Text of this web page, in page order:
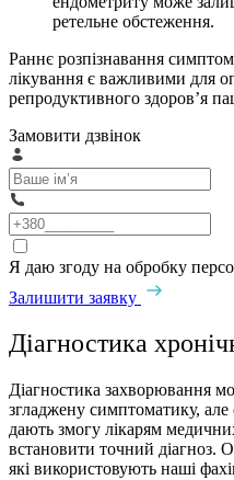
ретельне обстеження.
Раннє розпізнавання
лікування є важливими для
репродуктивного здоров’я
Замовити дзвінок
Я даю згоду на обробку
Залишити заявку
Діагностика
Діагностика захворювання
згладжену симптоматику,
дають змогу лікарям
встановити точний діагноз.
які використовують наші